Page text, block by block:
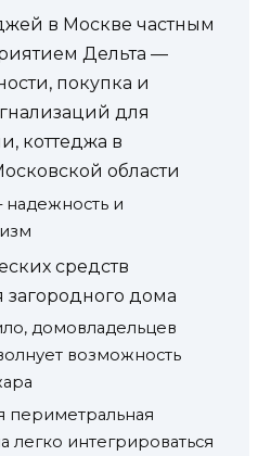
в Москве частным
Дельта —
покупка и
для
коттеджа в
области
надежность и
средств
загородного дома
домовладельцев
возможность
периметральная
легко интегрироваться